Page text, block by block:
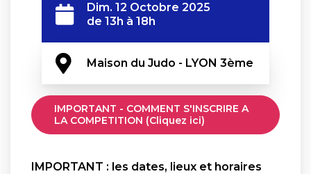
Dim. 12 Octobre 2025
de 13h à 18h
Maison du Judo - LYON 3ème
IMPORTANT - COMMENT S'INSCRIRE A
LA COMPETITION (Cliquez ici)
IMPORTANT : les dates, lieux et horaires